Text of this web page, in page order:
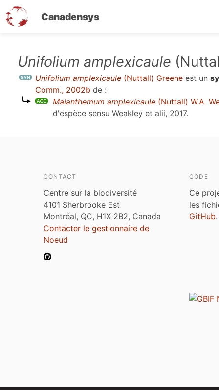
Canadensys
contenu
Unifolium amplexicaule
Unifolium amplexicaule (Nuttall) Greene est un
Comm., 2002b de :
Maianthemum amplexicaule (Nuttall) W.A.
d'espèce sensu Weakley et alii, 2017.
CONTACT
Centre sur la biodiversité
4101 Sherbrooke Est
Montréal, QC, H1X 2B2, Canada
Contacter le gestionnaire de
Noeud
CODE
Ce
les
GitHub.